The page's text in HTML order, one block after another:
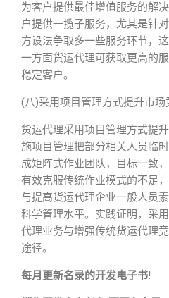
为客户提供最佳增值服务的解
户提供一揽子服务，尤其是针
方设法争取多一些服务环节，
一方面货运代理可获取更高的
稳定客户。
(八)采用项目管理方式提升市场
货运代理采用项目管理方式提
施项目管理把部分相关人员临
成矩阵式作业团队，目标一致
有效克服传统作业模式的不足
与提高货运代理企业一般人员
科学管理水平。实践证明，采
代理业务与增强传统货运代理
途径。
每月更新名录的开发电子书!